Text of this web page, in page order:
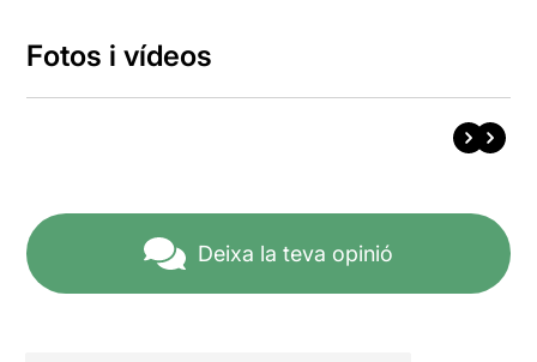
Fotos i vídeos
Deixa la teva opinió